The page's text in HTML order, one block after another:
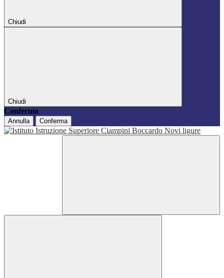
Chiudi
Chiudi
Conferma
Annulla Conferma